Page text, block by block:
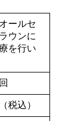
ールセ
ウンに
を行い
税込）